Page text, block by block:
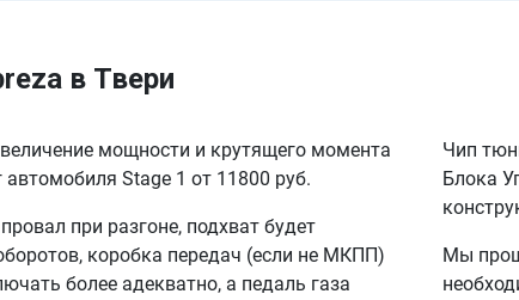
в Твери
мощности и крутящего момента
Stage 1 от 11800 руб.
при разгоне, подхват будет
коробка передач (если не МКПП)
более адекватно, а педаль газа
Чип
Блока
Мы